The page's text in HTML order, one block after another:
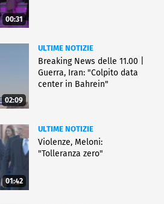
00:31
02:09
ULTIME NOTIZIE
Breaking News delle 11.00 |
Guerra, Iran: "Colpito data
center in Bahrein"
01:42
ULTIME NOTIZIE
Violenze, Meloni:
"Tolleranza zero"